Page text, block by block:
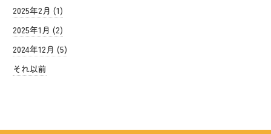
2025年2月 (1)
2025年1月 (2)
2024年12月 (5)
それ以前